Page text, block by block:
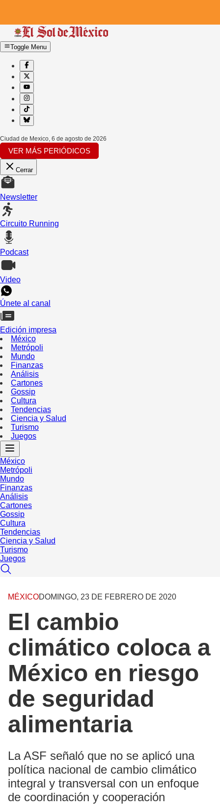
Toggle Menu
Ciudad de Mexico, 6 de agosto de 2026
VER MÁS PERIÓDICOS
Cerrar
Newsletter
Circuito Running
Podcast
Video
Únete al canal
Edición impresa
México
Metrópoli
Mundo
Finanzas
Análisis
Cartones
Gossip
Cultura
Tendencias
Ciencia y Salud
Turismo
Juegos
México
Metrópoli
Mundo
Finanzas
Análisis
Cartones
Gossip
Cultura
Tendencias
Ciencia y Salud
Turismo
Juegos
MÉXICODOMINGO, 23 DE FEBRERO DE 2020
El cambio
climático coloca a
México en riesgo
de seguridad
alimentaria
La ASF señaló que no se aplicó una
política nacional de cambio climático
integral y transversal con un enfoque
de coordinación y cooperación